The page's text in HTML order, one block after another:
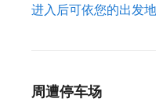
2009桃园市十大伴
具独创性与美感，
进入后可依您的出发
周遭停车场